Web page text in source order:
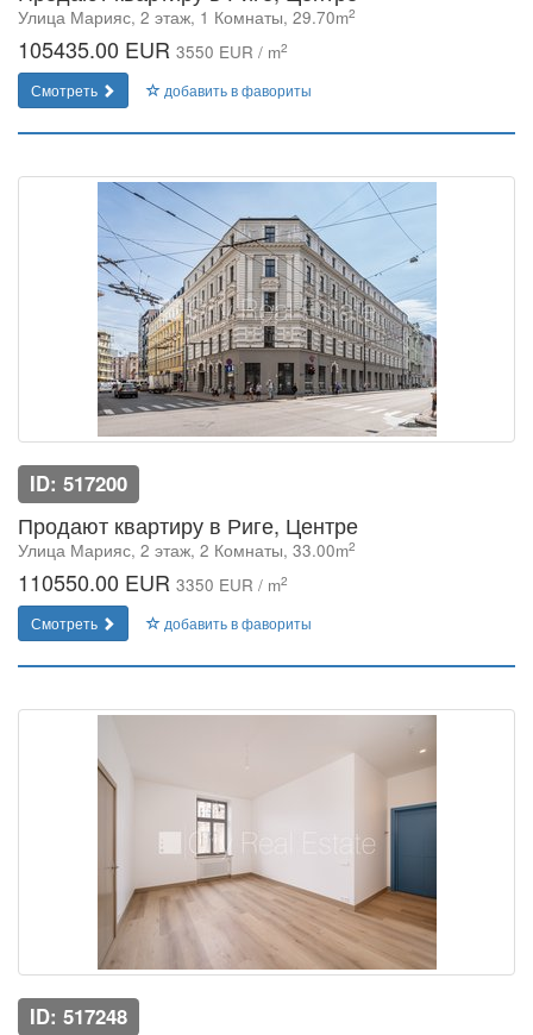
Улица Марияс, 2 этаж, 1 Комнаты, 29.70m2
105435.00 EUR 3550 EUR / m2
Смотреть добавить в фавориты
ID: 517200
Продают квартиру в Риге, Центре
Улица Марияс, 2 этаж, 2 Комнаты, 33.00m2
110550.00 EUR 3350 EUR / m2
Смотреть добавить в фавориты
ID: 517248